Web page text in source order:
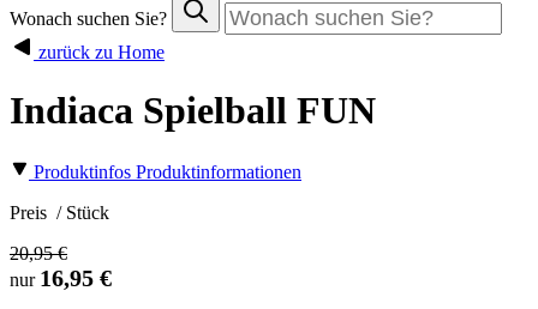
Wonach suchen Sie?
zurück zu Home
Indiaca Spielball FUN
Produktinfos Produktinformationen
Preis / Stück
20,95 €
nur 16,95 €